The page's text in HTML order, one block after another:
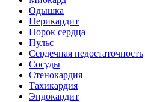
Одышка
Перикардит
Порок сердца
Пульс
Сердечная недостаточность
Сосуды
Стенокардия
Тахикардия
Эндокардит